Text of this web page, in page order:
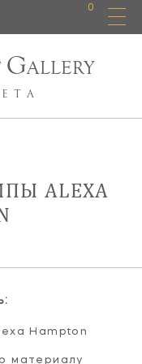
0
GALLERY
ALEXA
Hampton
По материалу